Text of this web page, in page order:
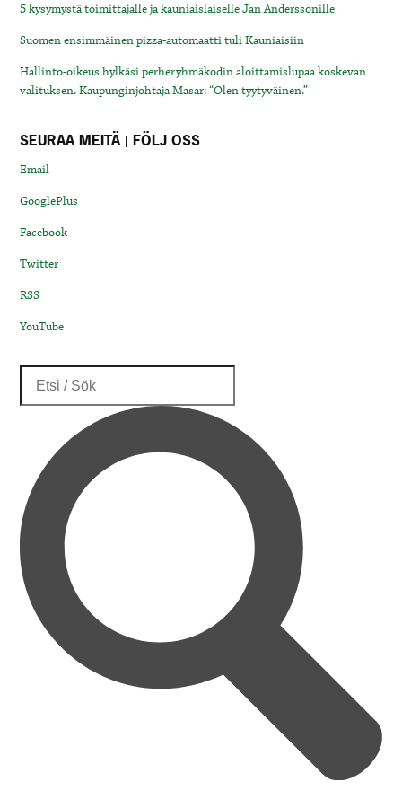
5 kysymystä toimittajalle ja kauniaislaiselle Jan Anderssonille
Suomen ensimmäinen pizza-automaatti tuli Kauniaisiin
Hallinto-oikeus hylkäsi perheryhmäkodin aloittamislupaa koskevan
valituksen. Kaupunginjohtaja Masar: “Olen tyytyväinen.”
SEURAA MEITÄ | FÖLJ OSS
Email
GooglePlus
Facebook
Twitter
RSS
YouTube